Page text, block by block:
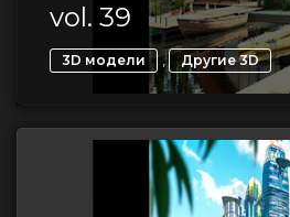
vol. 39
3D модели , Другие 3D